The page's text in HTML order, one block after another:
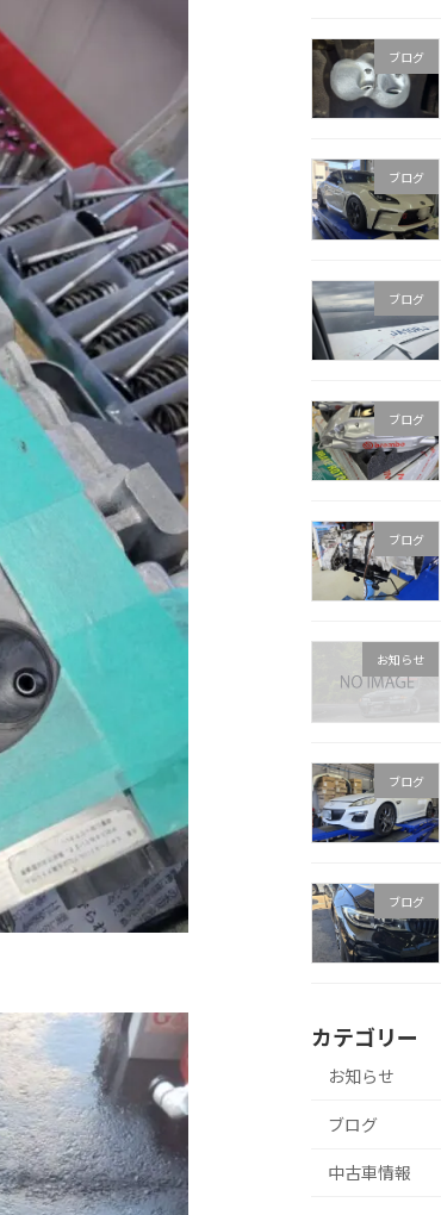
ブログ
ブログ
ブログ
ブログ
ブログ
お知らせ
ブログ
ブログ
カテゴリー
お知らせ
ブログ
中古車情報